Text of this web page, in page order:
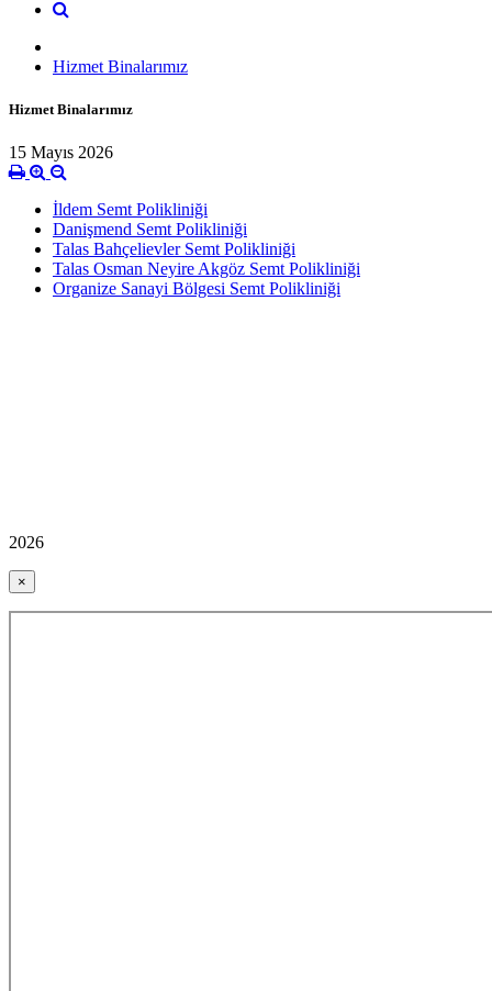
Hizmet Binalarımız
Hizmet Binalarımız
15 Mayıs 2026
İldem Semt Polikliniği
Danişmend Semt Polikliniği
Talas Bahçelievler Semt Polikliniği
Talas Osman Neyire Akgöz Semt Polikliniği
Organize Sanayi Bölgesi Semt Polikliniği
2026
×